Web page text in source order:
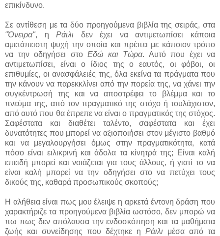
επικίνδυνο.
Σε αντίθεση με τα δύο προηγούμενα βιβλία της σειράς, στα
"Όνειρα", η Ράιλι δεν έχει να αντιμετωπίσει κάποια
αμετάπειστη ψυχή την οποία και πρέπει με κάποιον τρόπο
να την οδηγήσει στο Εδώ και Τώρα. Αυτό που έχει να
αντιμετωπίσει, είναι ο ίδιος της ο εαυτός, οι φόβοι, οι
επιθυμίες, οι ανασφάλειές της, όλα εκείνα τα πράγματα που
την κάνουν να παρεκκλίνει από την πορεία της, να χάνει την
συγκέντρωσή της και να αποστρέφει το βλέμμα και το
πνεύμα της, από τον πραγματικό της στόχο ή τουλάχιστον,
από αυτό που θα έπρεπε να είναι ο πραγματικός της στόχος.
Σαφέστατα και διαθέτει ταλέντο, σαφέστατα και έχει
δυνατότητες που μπορεί να αξιοποιήσει στον μέγιστο βαθμό
και να μεγαλουργήσει όμως στην πραγματικότητα, κατά
πόσο είναι ειλικρινή και άδολα τα κίνητρά της; Είναι καλή
επειδή μπορεί και νοιάζεται για τους άλλους, ή γιατί το να
είναι καλή μπορεί να την οδηγήσει στο να πετύχει τους
δικούς της, καθαρά προσωπικούς σκοπούς;
Η αλήθεια είναι πως μου έλειψε η αρκετά έντονη δράση που
χαρακτήριζε τα προηγούμενα βιβλία ωστόσο, δεν μπορώ να
πω πως δεν απόλαυσα την ενδοσκόπηση και τα μαθήματα
ζωής και συνείδησης που δέχτηκε η Ράιλι μέσα από τα